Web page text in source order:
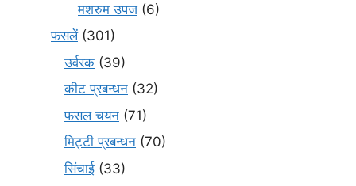
मशरुम उपज (6)
फसलें(301)
उर्वरक (39)
कीट प्रबन्धन (32)
फसल चयन (71)
मि‌ट्टी प्रबन्धन (70)
सिंचाई (33)